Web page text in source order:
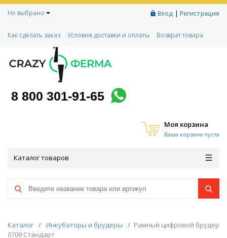
Не выбрано Вход | Регистрация
Как сделать заказ Условия доставки и оплаты
Возврат товара
Контакты
Социальный контракт
Любимая ферма
8 800 301-91-65
Моя корзина
Ваша корзина пуста
Каталог товаров
Каталог / Инкубаторы и брудеры / Рамный цифровой брудер
0709 Стандарт